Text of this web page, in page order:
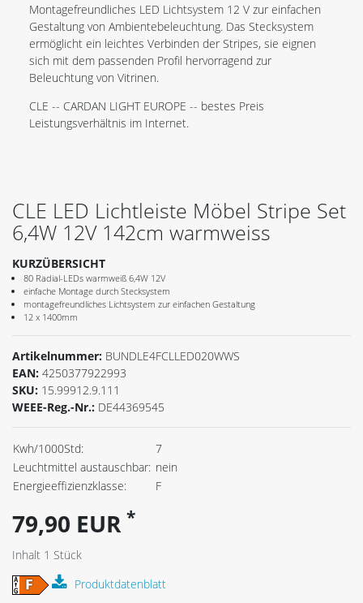
Montagefreundliches LED Lichtsystem 12 V zur einfachen
Gestaltung von Ambientebeleuchtung. Das Stecksystem
ermöglicht ein leichtes Verbinden der Stripes, sie eignen
sich mit dem passenden Profil hervorragend zur
Beleuchtung von Vitrinen.
CLE -- CARDAN LIGHT EUROPE -- bestes Preis
Leistungsverhältnis im Internet.
CLE LED Lichtleiste Möbel Stripe Set
6,4W 12V 142cm warmweiss
KURZÜBERSICHT
80 Radial-LEDs warmweiß 6,4W 12V
einfache Montage durch Stecksystem
montagefreundliches Lichtsystem zur einfachen Gestaltung
12 x 1400mm
Artikelnummer: BUNDLE4FCLLED020WWS
EAN: 4250377922993
SKU: 15.99912.9.111
WEEE-Reg.-Nr.: DE44369545
Kwh/1000Std:
7
Leuchtmittel austauschbar: nein
Energieeffizienzklasse:
F
79,90 EUR *
Inhalt 1 Stück
Produktdatenblatt